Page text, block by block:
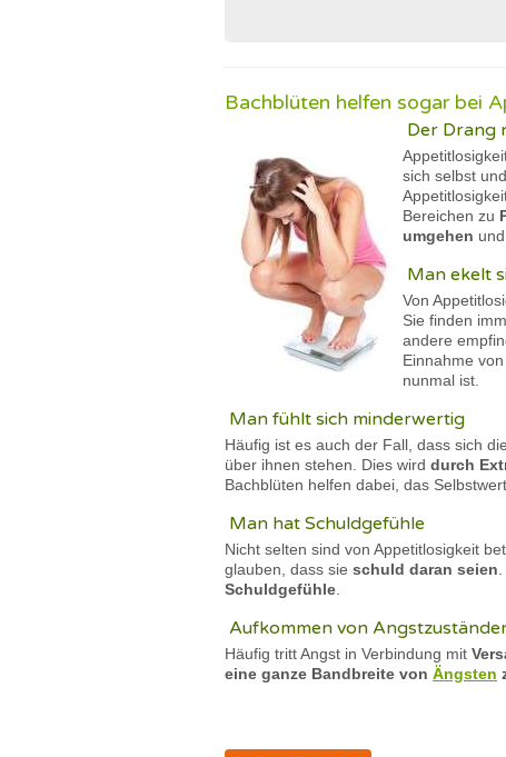
Bachblüten helfen sogar bei
Der Drang
sich selbst
Bereichen zu
umgehen
Man ekelt
Von
Sie finden
andere
Einnahme
nunmal ist.
Man fühlt sich minderwertig
Häufig ist es auch der Fall, dass sich
über ihnen stehen. Dies wird durch
Bachblüten helfen dabei, das
Man hat Schuldgefühle
Nicht selten sind von Appetitlosigkeit
glauben, dass sie schuld daran seien
Schuldgefühle
Aufkommen von
Häufig tritt Angst in Verbindung mit
eine ganze Bandbreite von Ängsten